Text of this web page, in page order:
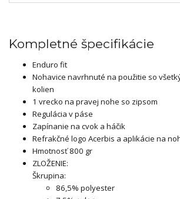
Kompletné špecifikácie
Enduro fit
Nohavice navrhnuté na použitie so
kolien
1 vrecko na pravej nohe so zipsom
Regulácia v páse
Zapínanie na cvok a háčik
Refrakčné logo Acerbis a aplikácie na
Hmotnosť 800 gr
ZLOŽENIE:
Škrupina:
86,5% polyester